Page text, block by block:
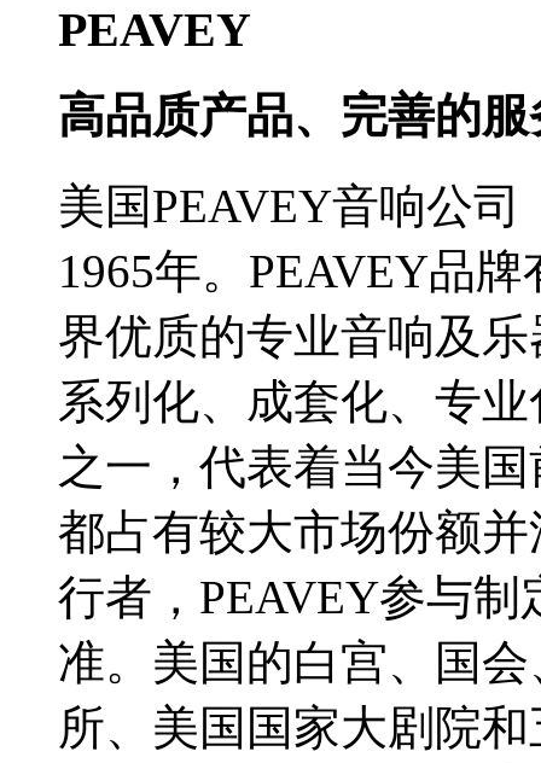
PEAVEY
高品质产品、完善的服
美国PEAVEY音响公司
1965年。PEAVEY品
界优质的专业音响及
系列化、成套化、专
之一，代表着当今美
都占有较大市场份额
行者，PEAVEY参与
准。美国的白宫、国
所、美国国家大剧院